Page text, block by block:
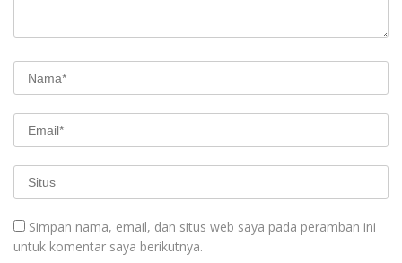
Simpan nama, email, dan situs web saya pada peramban ini
untuk komentar saya berikutnya.